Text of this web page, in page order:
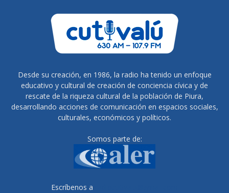
Desde su creación, en 1986, la radio ha tenido un enfoque
educativo y cultural de creación de conciencia cívica y de
rescate de la riqueza cultural de la población de Piura,
desarrollando acciones de comunicación en espacios sociales,
culturales, económicos y políticos.
Somos parte de:
Escríbenos a